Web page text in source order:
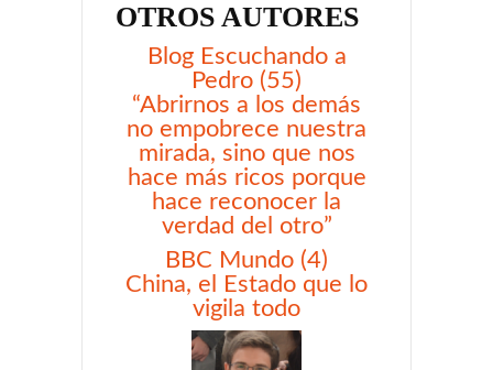
OTROS AUTORES
Blog Escuchando a
Pedro (55)
“Abrirnos a los demás
no empobrece nuestra
mirada, sino que nos
hace más ricos porque
hace reconocer la
verdad del otro”
BBC Mundo (4)
China, el Estado que lo
vigila todo